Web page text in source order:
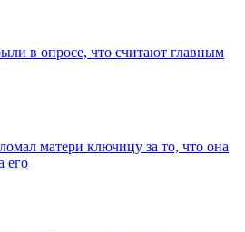
в опросе, что считают главным
матери ключицу за то, что она
его